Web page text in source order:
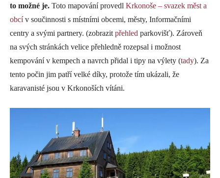
to možné je. Toto mapování provedl Krkonoše – svazek měst a
obcív součinnosti s místními obcemi, městy, Informačními
centry a svými partnery. (zobrazit přehled parkovišť). Zároveň
na svých stránkách velice přehledně rozepsal i možnost
kempování v kempech a navrch přidal i tipy na výlety (tady). Za
tento počin jim patří velké díky, protože tím ukázali, že
karavanisté jsou v Krkonoších vítáni.